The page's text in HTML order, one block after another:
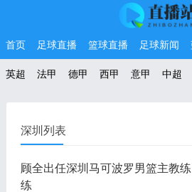
首页 足球直播 篮球直播 足球新闻
英超 法甲 德甲 西甲 意甲 中超
深圳列表
顾全出任深圳马可波罗男篮主教
练